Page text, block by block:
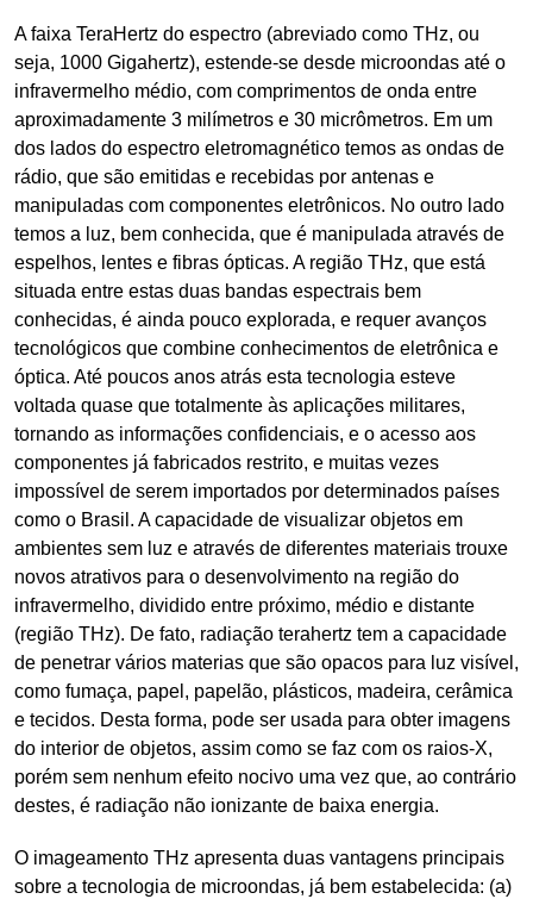
A faixa TeraHertz do espectro (abreviado como THz, ou
seja, 1000 Gigahertz), estende-se desde microondas até o
infravermelho médio, com comprimentos de onda entre
aproximadamente 3 milímetros e 30 micrômetros. Em um
dos lados do espectro eletromagnético temos as ondas de
rádio, que são emitidas e recebidas por antenas e
manipuladas com componentes eletrônicos. No outro lado
temos a luz, bem conhecida, que é manipulada através de
espelhos, lentes e fibras ópticas. A região THz, que está
situada entre estas duas bandas espectrais bem
conhecidas, é ainda pouco explorada, e requer avanços
tecnológicos que combine conhecimentos de eletrônica e
óptica. Até poucos anos atrás esta tecnologia esteve
voltada quase que totalmente às aplicações militares,
tornando as informações confidenciais, e o acesso aos
componentes já fabricados restrito, e muitas vezes
impossível de serem importados por determinados países
como o Brasil. A capacidade de visualizar objetos em
ambientes sem luz e através de diferentes materiais trouxe
novos atrativos para o desenvolvimento na região do
infravermelho, dividido entre próximo, médio e distante
(região THz). De fato, radiação terahertz tem a capacidade
de penetrar vários materias que são opacos para luz visível,
como fumaça, papel, papelão, plásticos, madeira, cerâmica
e tecidos. Desta forma, pode ser usada para obter imagens
do interior de objetos, assim como se faz com os raios-X,
porém sem nenhum efeito nocivo uma vez que, ao contrário
destes, é radiação não ionizante de baixa energia.
O imageamento THz apresenta duas vantagens principais
sobre a tecnologia de microondas, já bem estabelecida: (a)